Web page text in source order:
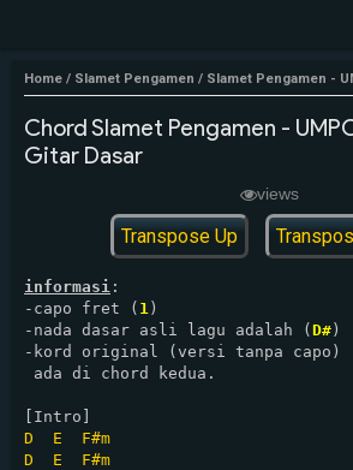
Home / Slamet Pengamen / Slamet Pengamen -
Chord Slamet Pengamen -
Gitar Dasar
views
Transpose Up
informasi :
-capo fret ( 1 )
-nada dasar asli lagu adalah (D#)
-kord original (versi tanpa capo)
ada di chord kedua.
D
E
F#m
D
E
F#m